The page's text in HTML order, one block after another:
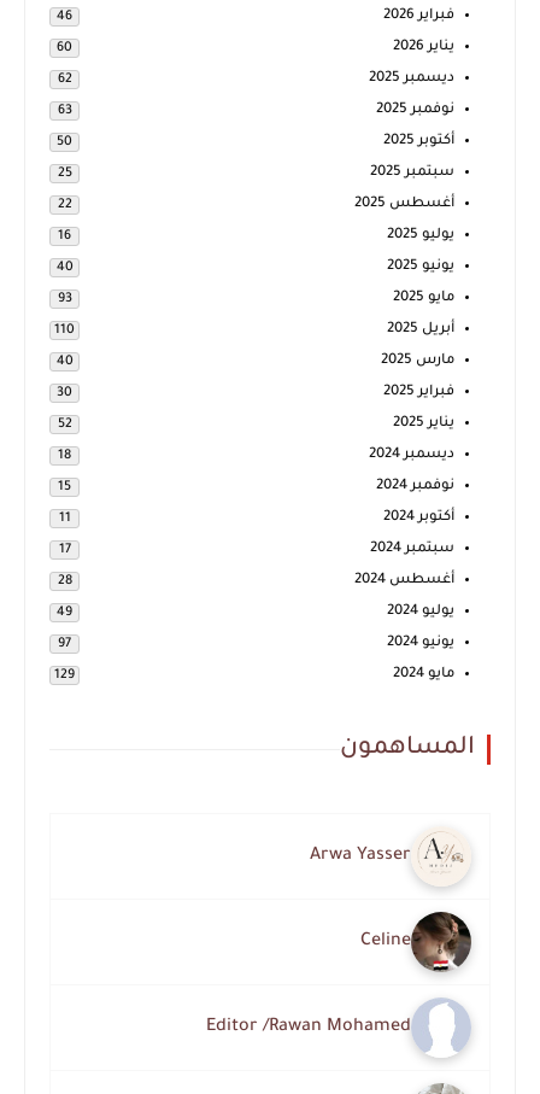
فبراير 2026 46
يناير 2026 60
ديسمبر 2025 62
نوفمبر 2025 63
أكتوبر 2025 50
سبتمبر 2025 25
أغسطس 2025 22
يوليو 2025 16
يونيو 2025 40
مايو 2025 93
أبريل 2025 110
مارس 2025 40
فبراير 2025 30
يناير 2025 52
ديسمبر 2024 18
نوفمبر 2024 15
أكتوبر 2024 11
سبتمبر 2024 17
أغسطس 2024 28
يوليو 2024 49
يونيو 2024 97
مايو 2024 129
المساهمون
Arwa Yasser
Celine
Editor /Rawan Mohamed